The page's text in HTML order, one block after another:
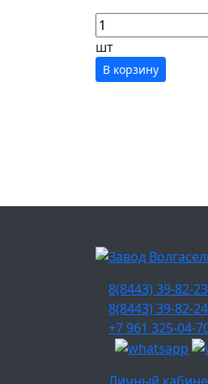
шт
В корзину
8(8443) 39-82-
8(8443) 39-82-24
+7 961 325-04-